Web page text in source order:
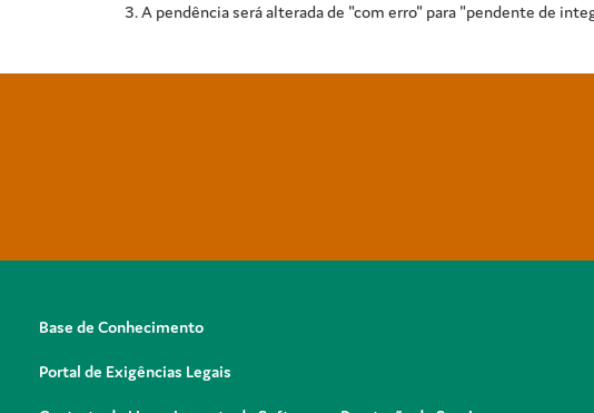
A pendência será alterada de "com erro" para "pendente de
Base de Conhecimento
Portal de Exigências Legais